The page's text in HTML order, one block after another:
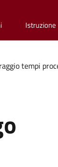
Istruzione
tempi